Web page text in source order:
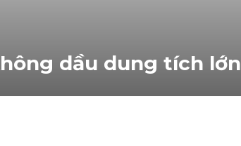
dầu dung tích lớn